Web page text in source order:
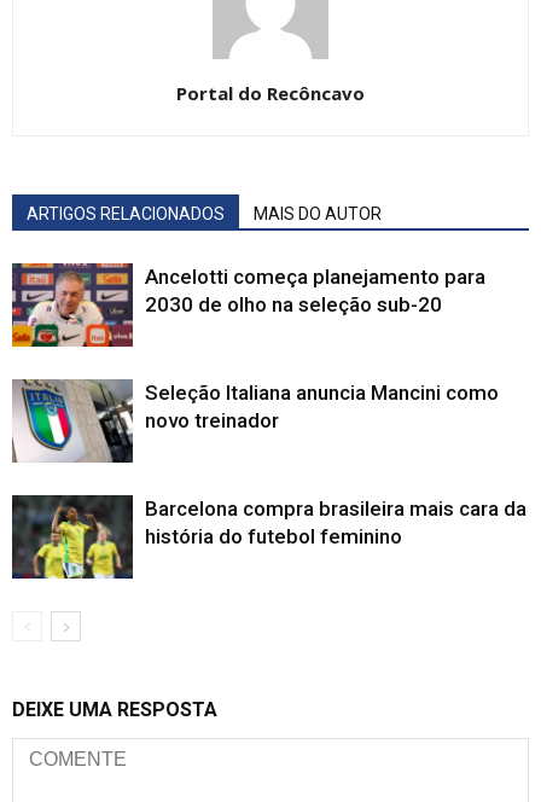
Portal do Recôncavo
ARTIGOS RELACIONADOS MAIS DO AUTOR
Ancelotti começa planejamento para
2030 de olho na seleção sub-20
Seleção Italiana anuncia Mancini como
novo treinador
Barcelona compra brasileira mais cara da
história do futebol feminino
DEIXE UMA RESPOSTA